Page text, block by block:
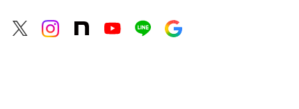
FacebookX（旧twitter）
instagram
note Youtubeline